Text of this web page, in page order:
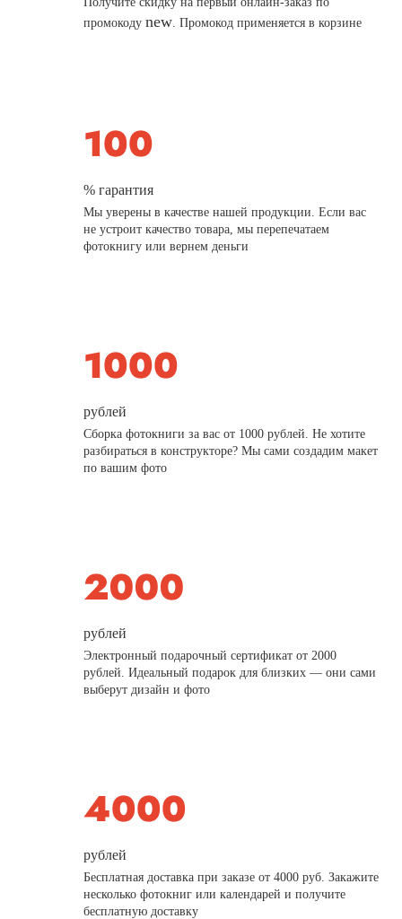
промокодуnew. Промокод применяется в корзине
% гарантия
Мы уверены в качестве нашей продукции. Если вас
не устроит качество товара, мы перепечатаем
фотокнигу или вернем деньги
рублей
Сборка фотокниги за вас от 1000 рублей. Не хотите
разбираться в конструкторе? Мы сами создадим макет
по вашим фото
рублей
Электронный подарочный сертификат от 2000
рублей. Идеальный подарок для близких — они сами
выберут дизайн и фото
рублей
Бесплатная доставка при заказе от 4000 руб. Закажите
несколько фотокниг или календарей и получите
бесплатную доставку